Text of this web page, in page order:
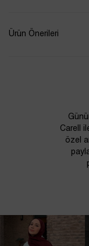
Ürün Önerileri
Carell
özel